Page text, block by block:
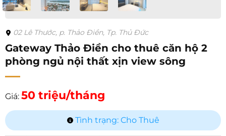
02 Lê Thước, p. Thảo Điền, Tp. Thủ Đức
Gateway Thảo Điền cho thuê căn hộ 2
phòng ngủ nội thất xịn view sông
Giá: 50 triệu/tháng
Tình trạng: Cho Thuê